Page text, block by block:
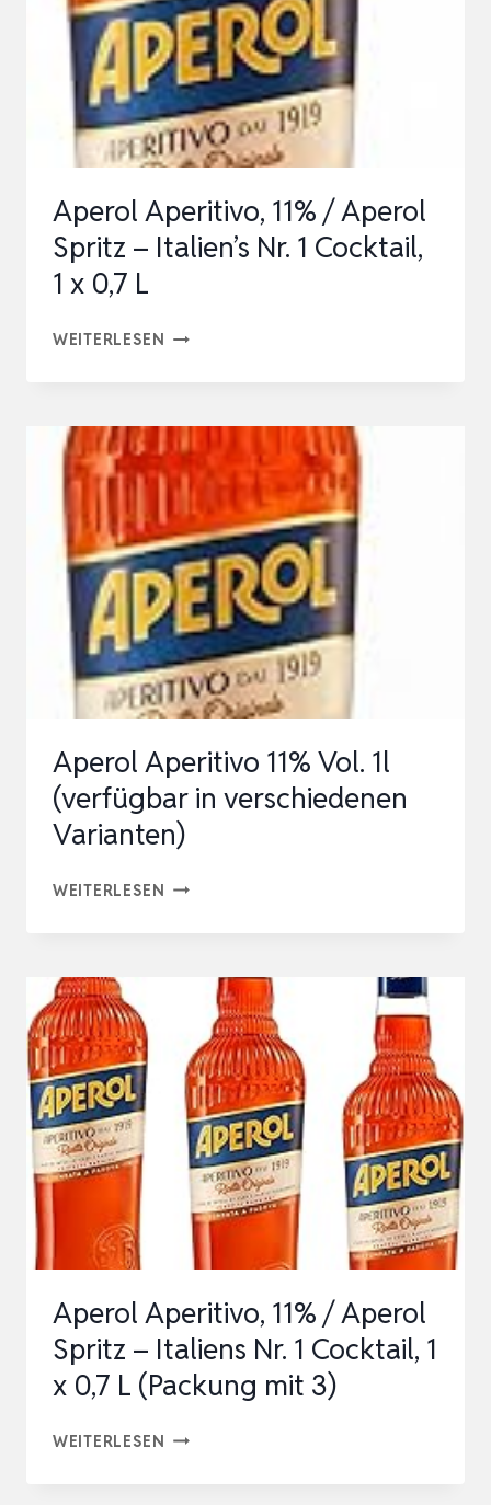
ITALIENISCHER
APERITIF
SERVIERFERTIG,
ITALIENISCHER
APERITIF
Aperol Aperitivo, 11% / Aperol
Spritz – Italien’s Nr. 1 Cocktail,
1 x 0,7 L
WEITERLESEN APEROL
APEROL
–
ITALIEN’S
NR.
1
COCKTAIL,
1
0,7
L
Aperol Aperitivo 11% Vol. 1l
(verfügbar in verschiedenen
Varianten)
WEITERLESEN APEROL
(VERFÜGBAR
VERSCHIEDENEN
VARIANTEN)
Aperol Aperitivo, 11% / Aperol
Spritz – Italiens Nr. 1 Cocktail, 1
x 0,7 L (Packung mit 3)
WEITERLESEN APEROL